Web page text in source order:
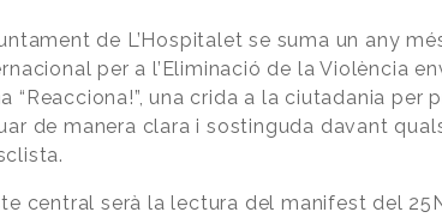
de L’Hospitalet se suma un any
per a l’Eliminació de la Violència
“Reacciona!”, una crida a la ciutadania per
de manera clara i sostinguda davant
central serà la lectura del manifest del